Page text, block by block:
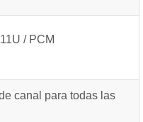
/ PCM
canal para todas las